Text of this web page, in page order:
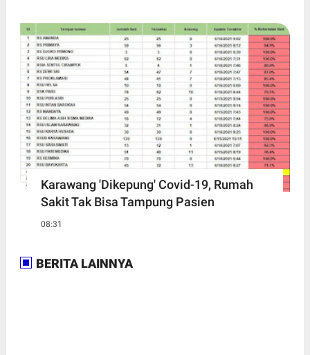
Karawang 'Dikepung' Covid-19, Rumah
Sakit Tak Bisa Tampung Pasien
08:31
BERITA LAINNYA